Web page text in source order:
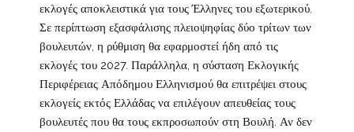
εκλογές αποκλειστικά για τους Έλληνες του εξωτερικού.
Σε περίπτωση εξασφάλισης πλειοψηφίας δύο τρίτων των
βουλευτών, η ρύθμιση θα εφαρμοστεί ήδη από τις
εκλογές του 2027. Παράλληλα, η σύσταση Εκλογικής
Περιφέρειας Απόδημου Ελληνισμού θα επιτρέψει στους
εκλογείς εκτός Ελλάδας να επιλέγουν απευθείας τους
βουλευτές που θα τους εκπροσωπούν στη Βουλή. Αν δεν